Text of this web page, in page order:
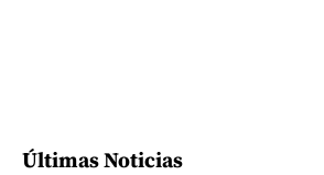
Últimas Noticias